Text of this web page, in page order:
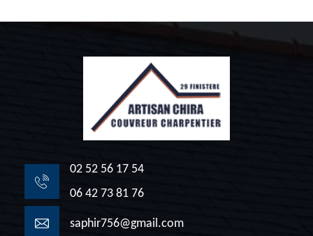
02 52 56 17 54
06 42 73 81 76
saphir756@gmail.com